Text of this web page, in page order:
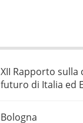
XII Rapporto
futuro di Italia ed
Bologna